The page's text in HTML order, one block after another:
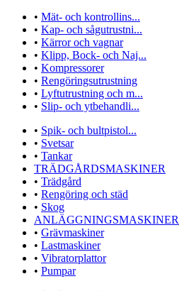
• Mät- och kontrollins...
• Kap- och sågutrustni...
• Kärror och vagnar
• Klipp, Bock- och Naj...
• Kompressorer
• Rengöringsutrustning
• Lyftutrustning och m...
• Slip- och ytbehandli...
• Spik- och bultpistol...
• Svetsar
• Tankar
TRÄDGÅRDSMASKINER
• Trädgård
• Rengöring och städ
• Skog
ANLÄGGNINGSMASKINER
• Grävmaskiner
• Lastmaskiner
• Vibratorplattor
• Pumpar